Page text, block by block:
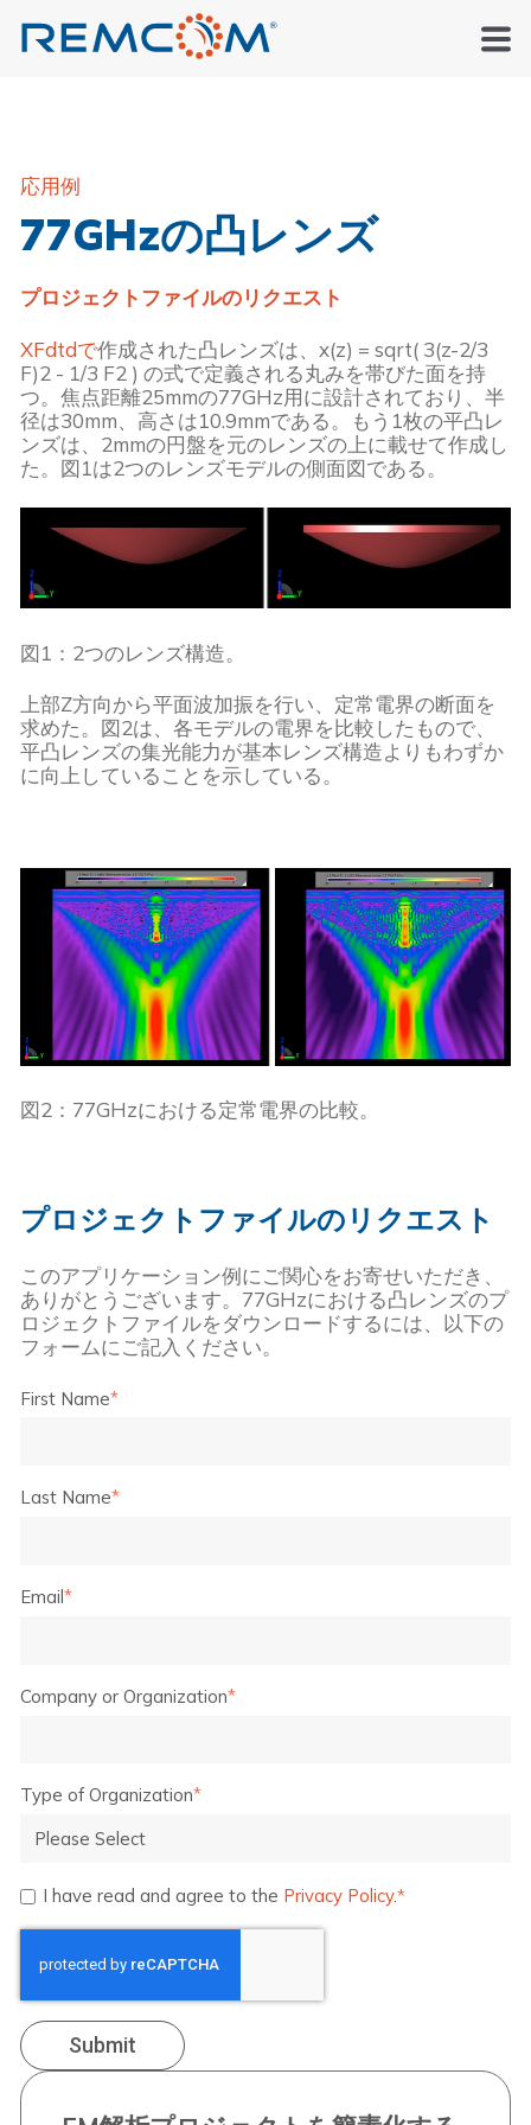
応用例
77GHzの凸レンズ
プロジェクトファイルのリクエスト
XFdtdで作成された凸レンズは、x(z) = sqrt( 3(z-2/3
F)2 - 1/3 F2 ) の式で定義される丸みを帯びた面を持
つ。焦点距離25mmの77GHz用に設計されており、半
径は30mm、高さは10.9mmである。もう1枚の平凸レ
ンズは、2mmの円盤を元のレンズの上に載せて作成し
た。図1は2つのレンズモデルの側面図である。
図1：2つのレンズ構造。
上部Z方向から平面波加振を行い、定常電界の断面を
求めた。図2は、各モデルの電界を比較したもので、
平凸レンズの集光能力が基本レンズ構造よりもわずか
に向上していることを示している。
図2：77GHzにおける定常電界の比較。
プロジェクトファイルのリクエスト
このアプリケーション例にご関心をお寄せいただき、
ありがとうございます。 77GHzにおける凸レンズのプ
ロジェクトファイルをダウンロードするには、以下の
フォームにご記入ください。
First Name*
Last Name*
Email*
Company or Organization*
Type of Organization*
I have read and agree to the Privacy Policy.*